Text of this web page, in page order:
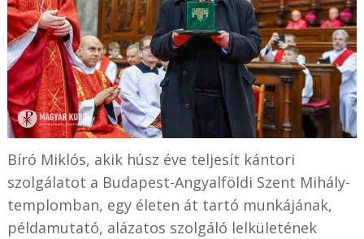
Bíró Miklós, akik húsz éve teljesít kántori
szolgálatot a Budapest-Angyalföldi Szent Mihály-
templomban, egy életen át tartó munkájának,
példamutató, alázatos szolgáló lelkületének